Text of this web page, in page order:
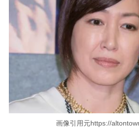
画像引用元https://